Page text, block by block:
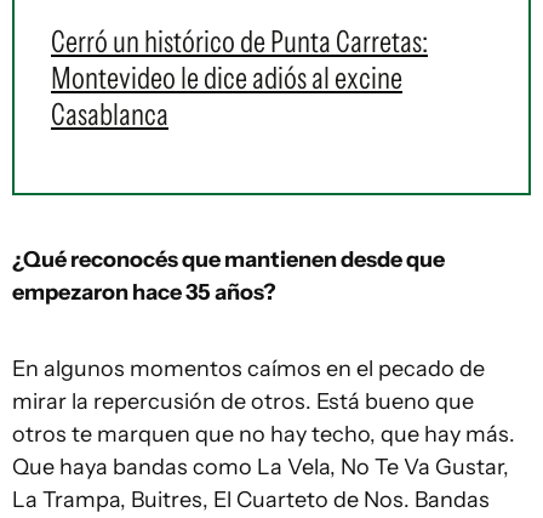
Cerró un histórico de Punta Carretas:
Montevideo le dice adiós al excine
Casablanca
¿Qué reconocés que mantienen desde que
empezaron hace 35 años?
En algunos momentos caímos en el pecado de
mirar la repercusión de otros. Está bueno que
otros te marquen que no hay techo, que hay más.
Que haya bandas como La Vela, No Te Va Gustar,
La Trampa, Buitres, El Cuarteto de Nos. Bandas